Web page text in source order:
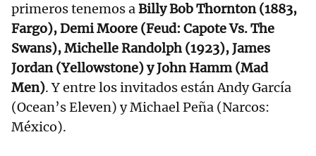
primeros tenemos aBilly Bob Thornton (1883,
Fargo), Demi Moore (Feud: Capote Vs. The
Swans), Michelle Randolph (1923), James
Jordan (Yellowstone) y John Hamm (Mad
Men). Y entre los invitados están Andy García
(Ocean’s Eleven) y Michael Peña (Narcos:
México).